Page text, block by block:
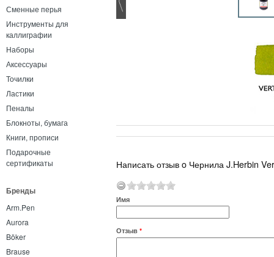
Сменные перья
Инструменты для
каллиграфии
Наборы
Аксессуары
Точилки
Ластики
Пеналы
Блокноты, бумага
Книги, прописи
Подарочные
сертификаты
Бренды
Arm.Pen
Aurora
Böker
Brause
Написать отзыв o Чернила J.Herbin
Имя
Отзыв *